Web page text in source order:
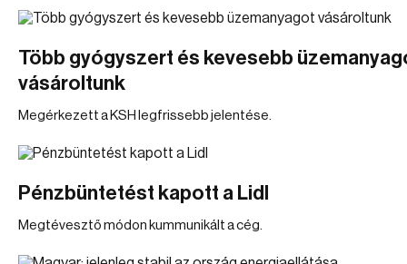
Több gyógyszert és kevesebb
vásároltunk
Megérkezett a KSH legfrissebb jelentése.
Pénzbüntetést kapott a Lidl
Megtévesztő módon kummunikált a cég.